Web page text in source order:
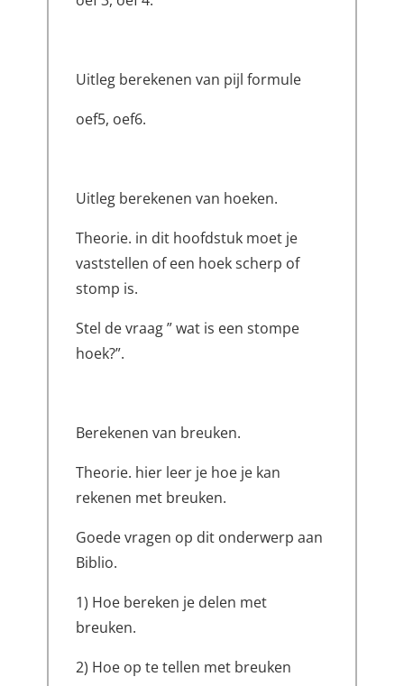
Uitleg berekenen van pijl formule
oef5, oef6.
Uitleg berekenen van hoeken.
Theorie. in dit hoofdstuk moet je
vaststellen of een hoek scherp of
stomp is.
Stel de vraag ” wat is een stompe
hoek?”.
Berekenen van breuken.
Theorie. hier leer je hoe je kan
rekenen met breuken.
Goede vragen op dit onderwerp aan
Biblio.
1) Hoe bereken je delen met
breuken.
2) Hoe op te tellen met breuken